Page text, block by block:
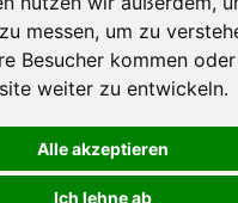
messen, um zu
Besucher kommen
weiter zu entwickeln.
Alle akzeptieren
Ich lehne ab